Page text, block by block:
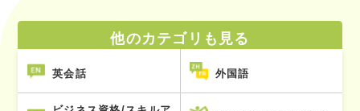
他のカテゴリも見る
英会話 外国語